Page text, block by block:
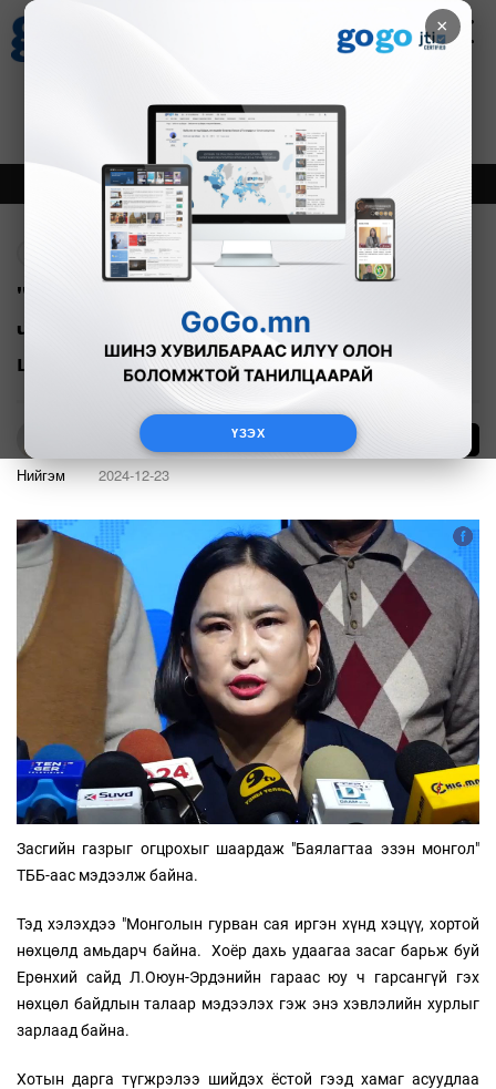
×
ҮЗЭХ
Зурхай
8.07
Онцлох Шинэ
"Иргэдийнхээ төлөө юу ч хийж
чаддаггүй Засгийн газрыг огцор гэж
шаардаж байна"
Нийгэм 2024-12-23
Засгийн газрыг огцрохыг шаардаж "Баялагтаа эзэн монгол"
ТББ-аас мэдээлж байна.
Тэд хэлэхдээ "Монголын гурван сая иргэн хүнд хэцүү, хортой
нөхцөлд амьдарч байна. Хоёр дахь удаагаа засаг барьж буй
Ерөнхий сайд Л.Оюун-Эрдэнийн гараас юу ч гарсангүй гэх
нөхцөл байдлын талаар мэдээлэх гэж энэ хэвлэлийн хурлыг
зарлаад байна.
Хотын дарга түгжрэлээ шийдэх ёстой гээд хамаг асуудлаа